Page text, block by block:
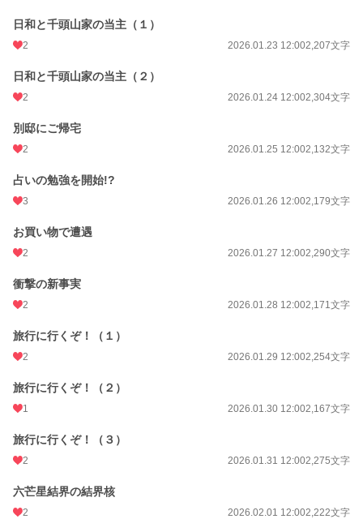
日和と千頭山家の当主（１）
2 2026.01.23 12:002,207文字
日和と千頭山家の当主（２）
2 2026.01.24 12:002,304文字
別邸にご帰宅
2 2026.01.25 12:002,132文字
占いの勉強を開始!?
3 2026.01.26 12:002,179文字
お買い物で遭遇
2 2026.01.27 12:002,290文字
衝撃の新事実
2 2026.01.28 12:002,171文字
旅行に行くぞ！（１）
2 2026.01.29 12:002,254文字
旅行に行くぞ！（２）
1 2026.01.30 12:002,167文字
旅行に行くぞ！（３）
2 2026.01.31 12:002,275文字
六芒星結界の結界核
2 2026.02.01 12:002,222文字